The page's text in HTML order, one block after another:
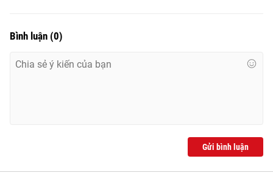
Cơ quan chủ quản:
Cơ quan báo chí:Thời báo VTV
024.38 355 931 - 024.38 355 932
Ðiện thoại Thời báo VTV:024.66 897 897
Bình luận (0)
Gửi bình luận